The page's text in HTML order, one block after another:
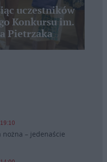
uczestników
Konkursu im.
Pietrzaka
nożna – jedenaście